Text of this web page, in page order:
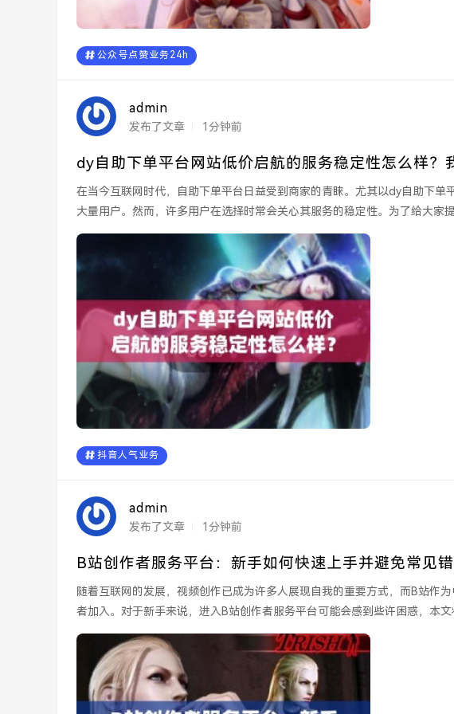
公众号点赞业务24h
admin
发布了文章 1分钟前
dy自助下单平台网站低价启航的服务稳定性怎么样？
在当今互联网时代，自助下单平台日益受到商家的青睐。尤其以dy自助下单
大量用户。然而，许多用户在选择时常会关心其服务的稳定性。为了给大家
助下单平台进...
抖音人气业务
admin
发布了文章 1分钟前
B站创作者服务平台：新手如何快速上手并避免常见错
随着互联网的发展，视频创作已成为许多人展现自我的重要方式，而B站作
者加入。对于新手来说，进入B站创作者服务平台可能会感到些许困惑，本
手，并避免常...